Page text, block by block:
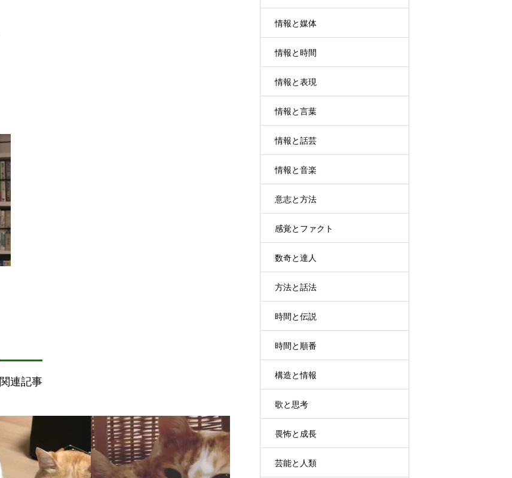
関連記事
情報と媒体
情報と時間
情報と表現
情報と言葉
情報と話芸
情報と音楽
意志と方法
感覚とファクト
数奇と達人
方法と話法
時間と伝説
時間と順番
構造と情報
歌と思考
畏怖と成長
芸能と人類